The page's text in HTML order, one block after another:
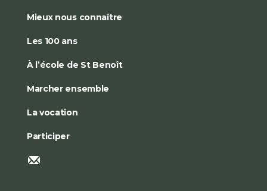
Mieux nous connaître
Les 100 ans
À l’école de St Benoît
Marcher ensemble
La vocation
Participer